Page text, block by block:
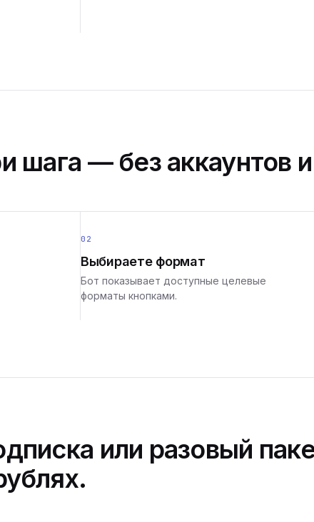
шага — без аккаунтов
02
Выбираете формат
Бот показывает доступные целевые
форматы кнопками.
или разовый